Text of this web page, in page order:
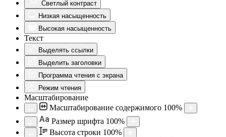
Светлый контраст
Низкая насыщенность
Высокая насыщенность
Текст
Выделять ссылки
Выделить заголовки
Программа чтения с экрана
Режим чтения
Масштабирование
Масштабирование содержимого 100%
Aa Размер шрифта 100%
Высота строки 100%